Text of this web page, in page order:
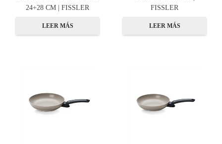
24+28 CM | FISSLER
LEER MÁS
FISSLER
LEER MÁS